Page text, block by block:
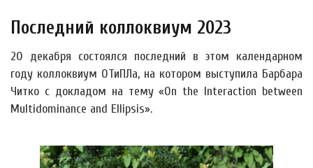
Последний коллоквиум 2023
20 декабря состоялся последний в этом календарном
году коллоквиум ОТиПЛа, на котором выступила Барбара
Читко с докладом на тему «On the Interaction between
Multidominance and Ellipsis».